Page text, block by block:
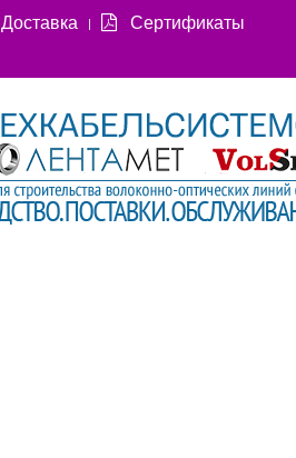
Доставка Сертификаты